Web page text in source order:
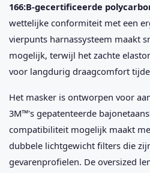
166:B-gecertificeerde
wettelijke conformiteit met een
vierpunts harnassysteem maakt
mogelijk, terwijl het zachte
voor langdurig draagcomfort
Het masker is ontworpen voor
3M™'s gepatenteerde
compatibiliteit mogelijk maakt
dubbele lichtgewicht filters die
gevarenprofielen. De oversized